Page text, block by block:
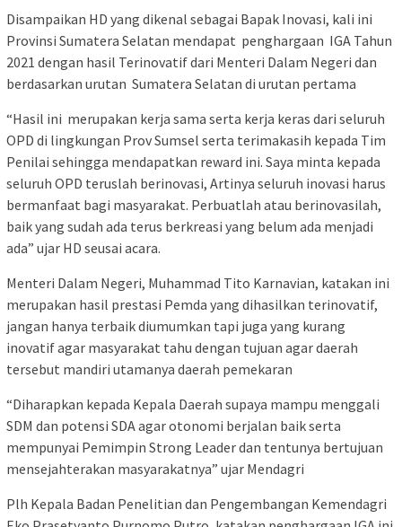
Disampaikan HD yang dikenal sebagai Bapak Inovasi, kali ini
Provinsi Sumatera Selatan mendapat penghargaan IGA Tahun
2021 dengan hasil Terinovatif dari Menteri Dalam Negeri dan
berdasarkan urutan Sumatera Selatan di urutan pertama
“Hasil ini merupakan kerja sama serta kerja keras dari seluruh
OPD di lingkungan Prov Sumsel serta terimakasih kepada Tim
Penilai sehingga mendapatkan reward ini. Saya minta kepada
seluruh OPD teruslah berinovasi, Artinya seluruh inovasi harus
bermanfaat bagi masyarakat. Perbuatlah atau berinovasilah,
baik yang sudah ada terus berkreasi yang belum ada menjadi
ada” ujar HD seusai acara.
Menteri Dalam Negeri, Muhammad Tito Karnavian, katakan ini
merupakan hasil prestasi Pemda yang dihasilkan terinovatif,
jangan hanya terbaik diumumkan tapi juga yang kurang
inovatif agar masyarakat tahu dengan tujuan agar daerah
tersebut mandiri utamanya daerah pemekaran
“Diharapkan kepada Kepala Daerah supaya mampu menggali
SDM dan potensi SDA agar otonomi berjalan baik serta
mempunyai Pemimpin Strong Leader dan tentunya bertujuan
mensejahterakan masyarakatnya” ujar Mendagri
Plh Kepala Badan Penelitian dan Pengembangan Kemendagri